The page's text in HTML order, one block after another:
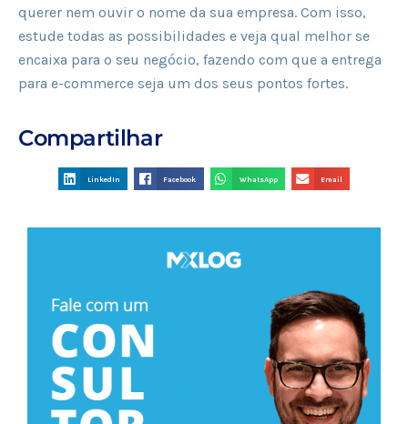
querer nem ouvir o nome da sua empresa. Com isso,
estude todas as possibilidades e veja qual melhor se
encaixa para o seu negócio, fazendo com que a entrega
para e-commerce seja um dos seus pontos fortes.
Compartilhar
LinkedIn Facebook WhatsApp Email